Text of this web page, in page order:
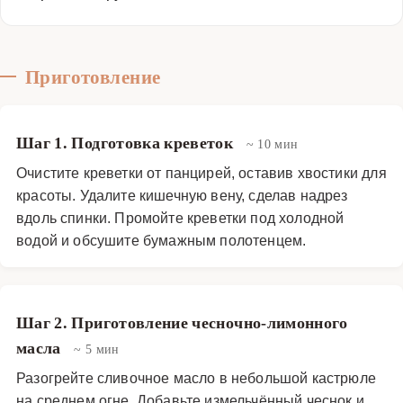
Приготовление
Шаг 1. Подготовка креветок ~ 10 мин
Очистите креветки от панцирей, оставив хвостики для
красоты. Удалите кишечную вену, сделав надрез
вдоль спинки. Промойте креветки под холодной
водой и обсушите бумажным полотенцем.
Шаг 2. Приготовление чесночно-лимонного
масла
~ 5 мин
Разогрейте сливочное масло в небольшой кастрюле